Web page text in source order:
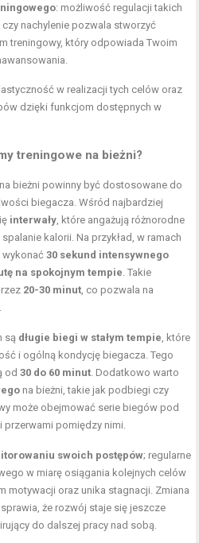
: możliwość regulacji takich
nachylenie pozwala stworzyć
treningowy, który odpowiada Twoim
w realizacji tych celów oraz
dzięki funkcjom dostępnych w
treningowe na bieżni?
bieżni powinny być dostosowane do
biegacza. Wśród najbardziej
interwały , które angażują różnorodne
kalorii. Na przykład, w ramach
wykonać30 sekund intensywnego
na spokojnym tempie . Takie
20-30 minut , co pozwala na
są długie biegi w stałym tempie , które
i ogólną kondycję biegacza. Tego
od30 do 60 minut . Dodatkowo warto
na bieżni, takie jak podbiegi czy
może obejmować serie biegów pod
przerwami pomiędzy nimi.
swoich postępów; regularne
w miarę osiągania kolejnych celów
motywacji oraz unika stagnacji. Zmiana
że rozwój staje się jeszcze
do dalszej pracy nad sobą.